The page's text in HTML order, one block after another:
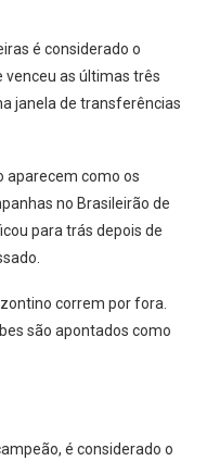
é considerado o
venceu as últimas três
janela de transferências
aparecem como os
no Brasileirão de
para trás depois de
correm por fora.
são apontados como
é considerado o